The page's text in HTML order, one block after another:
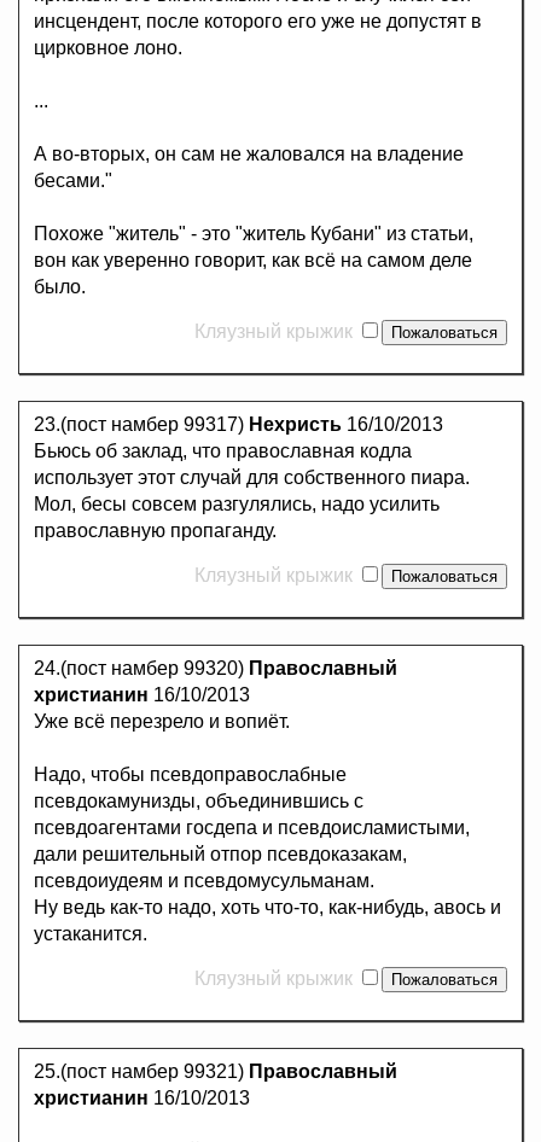
инсцендент, после которого его уже не допустят в
цирковное лоно.
...
А во-вторых, он сам не жаловался на владение
бесами."
Похоже "житель" - это "житель Кубани" из статьи,
вон как уверенно говорит, как всё на самом деле
было.
Кляузный крыжик
23.(пост намбер 99317) Нехристь 16/10/2013
Бьюсь об заклад, что православная кодла
использует этот случай для собственного пиара.
Мол, бесы совсем разгулялись, надо усилить
православную пропаганду.
Кляузный крыжик
24.(пост намбер 99320) Православный
христианин 16/10/2013
Уже всё перезрело и вопиёт.
Надо, чтобы псевдоправослабные
псевдокамунизды, объединившись с
псевдоагентами госдепа и псевдоисламистыми,
дали решительный отпор псевдоказакам,
псевдоиудеям и псевдомусульманам.
Ну ведь как-то надо, хоть что-то, как-нибудь, авось и
устаканится.
Кляузный крыжик
25.(пост намбер 99321) Православный
христианин 16/10/2013